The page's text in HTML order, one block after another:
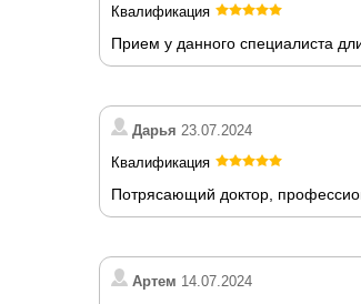
Квалификация
Прием у данного специалиста
Дарья 23.07.2024
Квалификация
Потрясающий доктор,
Артем 14.07.2024